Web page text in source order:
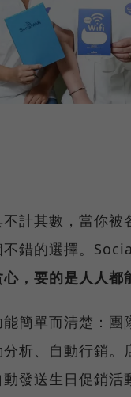
不計其數，當你
不錯的選擇。
，要的是人人都
簡單而清楚：
分析、自動行銷
發送生日促銷活